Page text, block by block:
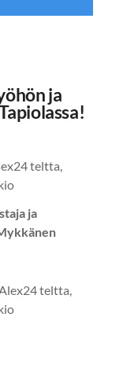
ja
teltta,
ja
teltta,